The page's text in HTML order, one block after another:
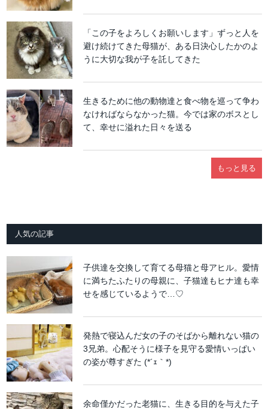
「この子をよろしくお願いします」ずっと人を
避け続けてきた母猫が、ある日決心したかのよ
うに大切な我が子を託してきた
生きるために他の動物達と食べ物を巡って争わ
なければならなかった猫。今では家のボスとし
て、幸せに溢れた日々を送る
もっと見る
人気の記事
子供達を交換して育てる母猫と母アヒル。愛情
に満ちたふたりの母親に、子猫達もヒナ達も幸
せを感じているようで…♡
発熱で寝込んだ女の子のそばから離れない猫の
3兄弟。心配そうに様子を見守る愛情いっぱい
の姿が尊すぎた (*´ｪ｀*)
余命僅かだった老猫に、生きる目的を与えた子